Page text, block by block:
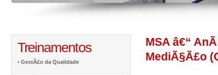
Treinamentos
• GestÃ£o da Qualidade
MSA â€“
MediÃ§Ã£o